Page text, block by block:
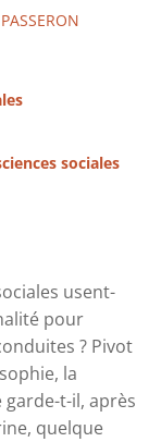
sociales
usent-
pour
? Pivot
la
t-il, après
quelque